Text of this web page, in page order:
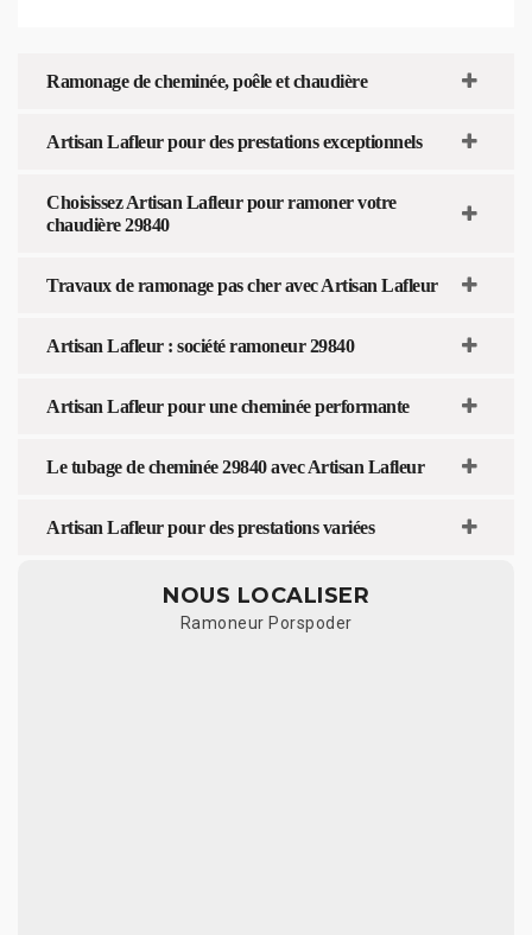
Ramonage de cheminée, poêle et chaudière
Artisan Lafleur pour des prestations exceptionnels
Choisissez Artisan Lafleur pour ramoner votre
chaudière 29840
Travaux de ramonage pas cher avec Artisan Lafleur
Artisan Lafleur : société ramoneur 29840
Artisan Lafleur pour une cheminée performante
Le tubage de cheminée 29840 avec Artisan Lafleur
Artisan Lafleur pour des prestations variées
NOUS LOCALISER
Ramoneur Porspoder